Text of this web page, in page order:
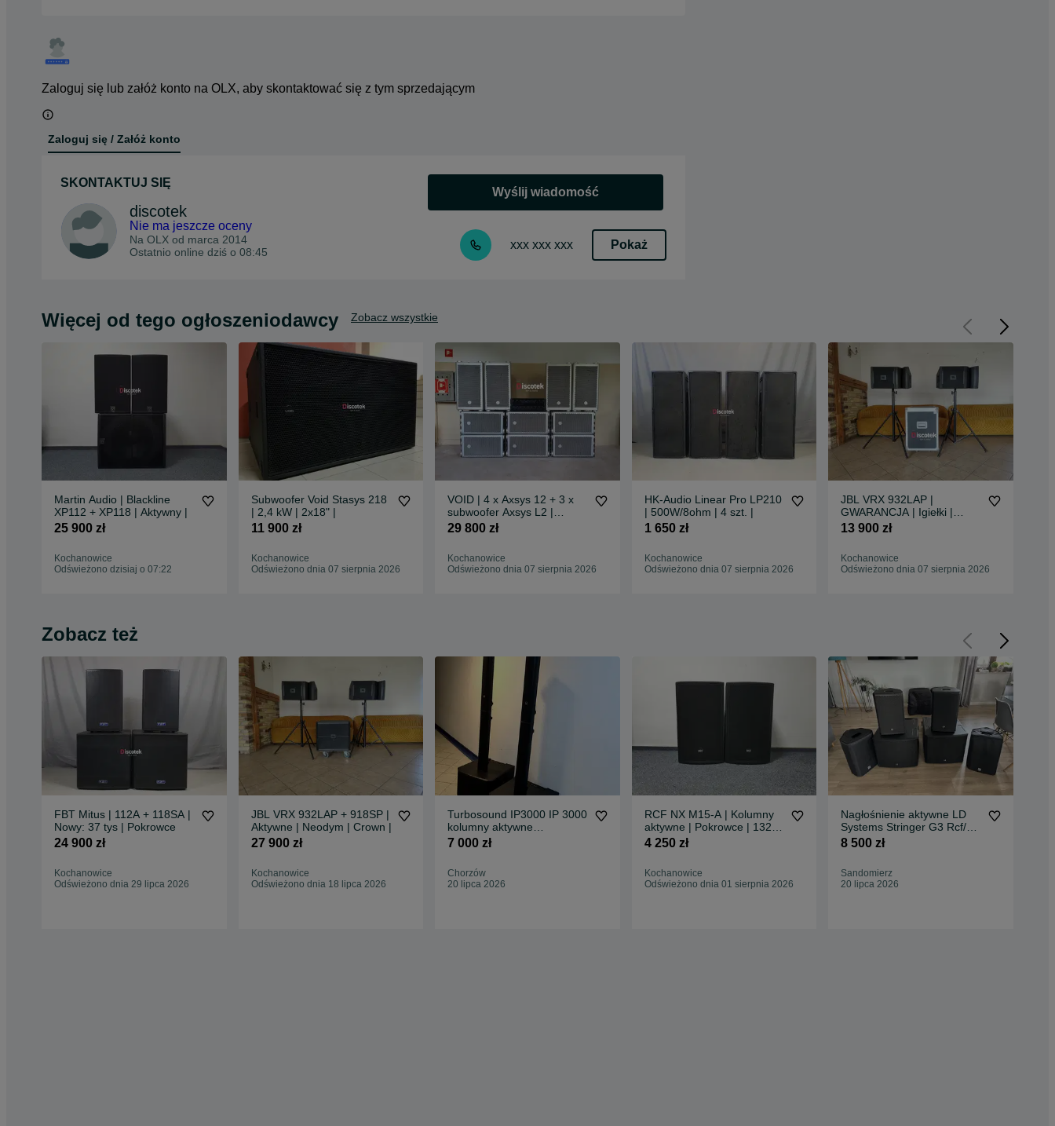
Zaloguj się lub załóż konto na OLX, aby skontaktować się z tym sprzedającym
Zaloguj się / Załóż konto
SKONTAKTUJ SIĘ
discotek
Nie ma jeszcze oceny
Na OLX od marca 2014
Ostatnio online dziś o 08:45
Wyślij wiadomość
xxx xxx xxx Pokaż
Więcej od tego ogłoszeniodawcy Zobacz wszystkie
Martin Audio | Blackline
XP112 + XP118 | Aktywny |
25 900 zł
Kochanowice
Odświeżono dzisiaj o 07:22
Subwoofer Void Stasys 218
| 2,4 kW | 2x18" |
11 900 zł
Kochanowice
Odświeżono dnia 07 sierpnia 2026
VOID | 4 x Axsys 12 + 3 x
subwoofer Axsys L2 |
Zestaw nagłośnienia |
29 800 zł
Kochanowice
Odświeżono dnia 07 sierpnia 2026
HK-Audio Linear Pro LP210
| 500W/8ohm | 4 szt. |
1 650 zł
Kochanowice
Odświeżono dnia 07 sierpnia 2026
JBL VRX 932LAP |
GWARANCJA | Igiełki |
Aktywne | Case | Nowe: 34
13 900 zł
Kochanowice
Odświeżono dnia 07 sierpnia 2026
Zobacz też
FBT Mitus | 112A + 118SA |
Nowy: 37 tys | Pokrowce
24 900 zł
Kochanowice
Odświeżono dnia 29 lipca 2026
JBL VRX 932LAP + 918SP |
Aktywne | Neodym | Crown |
27 900 zł
Kochanowice
Odświeżono dnia 18 lipca 2026
Turbosound IP3000 IP 3000
kolumny aktywne
nagłośnienie aktywny
7 000 zł
Chorzów
20 lipca 2026
RCF NX M15-A | Kolumny
aktywne | Pokrowce | 132
dB |
4 250 zł
Kochanowice
Odświeżono dnia 01 sierpnia 2026
Nagłośnienie aktywne LD
Systems Stringer G3 Rcf/Hk
audio/JBL/
8 500 zł
Sandomierz
20 lipca 2026